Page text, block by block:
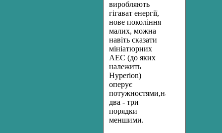
виробляють
гігават енергії,
нове покоління
малих, можна
навіть сказати
мініатюрних
АЕС (до яких
належить
Hyperion)
оперує
потужностями,на
два - три
порядки
меншими.